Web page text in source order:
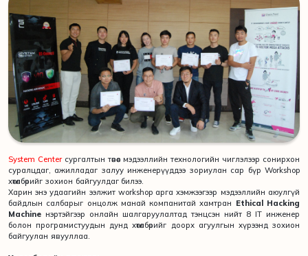
System Centerсургалтын төвөөс мэдээллийн технологийн чиглэлээр сонирхон
суралцдаг, ажилладаг залуу инженерүүддээ зориулан сар бүр Workshop
хөтөлбөрийг зохион байгуулдаг билээ.
Харин энэ удаагийн ээлжит workshop арга хэмжээгээр мэдээллийн аюулгүй
байдлын салбарыг онцолж манай компанитай хамтран Ethical Hacking
Machine нэртэйгээр онлайн шалгаруулалтад тэнцсэн нийт 8 IT инженер
болон програмистуудын дунд хөтөлбөрийг доорх агуулгын хүрээнд зохион
байгуулан явууллаа.